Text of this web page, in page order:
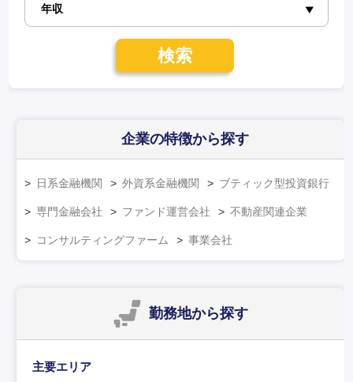
検索
企業の特徴から探す
日系金融機関 外資系金融機関 ブティック型投資銀行
専門金融会社 ファンド運営会社 不動産関連企業
コンサルティングファーム 事業会社
勤務地から探す
主要エリア